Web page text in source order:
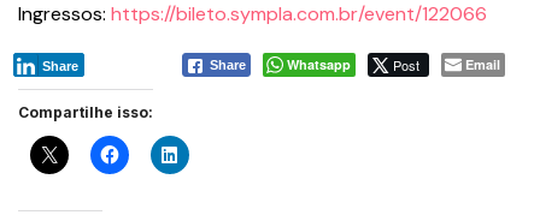
Ingressos: https://bileto.sympla.com.br/event/122066
Share Whatsapp Post Email
Share
Compartilhe isso: